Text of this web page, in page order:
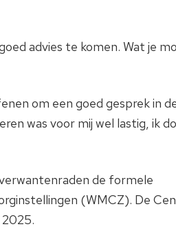
advies te komen. Wat je
om een goed gesprek in
was voor mij wel lastig, ik
de formele
(WMCZ). De
2025.